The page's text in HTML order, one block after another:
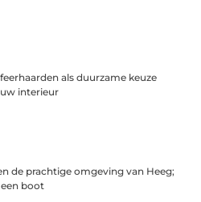
als duurzame keuze
interieur
de prachtige omgeving van Heeg;
boot